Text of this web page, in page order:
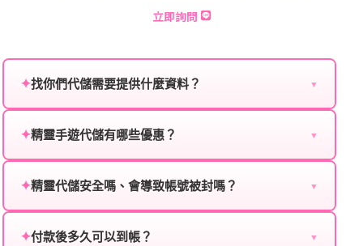
立即詢問
✦找你們代儲需要提供什麼資料？ ▼
服：
✦精靈手遊代儲有哪些優惠？ ▼
贈送、大額儲值優惠及節日限定活動，儲值最低6折
✦精靈代儲安全嗎、會導致帳號被封嗎？ ▼
單，不使用外掛程式、非法點數或異常儲值管道。您獲
✦付款後多久可以到帳？ ▼